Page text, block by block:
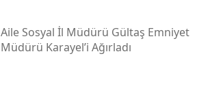
Aile Sosyal İl Müdürü Gültaş Emniyet
Müdürü Karayel’i Ağırladı